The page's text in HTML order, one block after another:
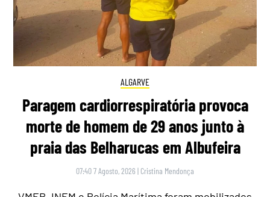
ALGARVE
Paragem cardiorrespiratória provoca
morte de homem de 29 anos junto à
praia das Belharucas em Albufeira
07:40 7 Agosto, 2026 | Cristina Mendonça